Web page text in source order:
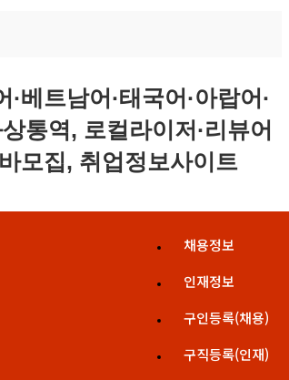
채용정보
인재정보
구인등록(채용)
구직등록(인재)